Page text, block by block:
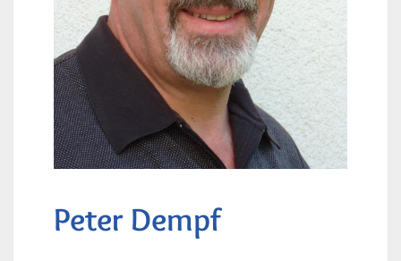
Peter Dempf